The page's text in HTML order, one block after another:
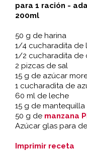
para 1 ración -
200ml
50 g de harina
1/4 cucharadita de
1/2 cucharadita de
2 pizcas de sal
15 g de azúcar
1 cucharadita de
60 ml de leche
15 g de mantequilla
50 g de manzana
Azúcar glas para
Imprimir receta